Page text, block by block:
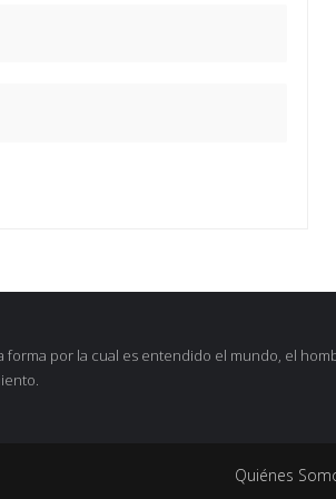
forma por la cual es entendido el mundo, el
Quiénes